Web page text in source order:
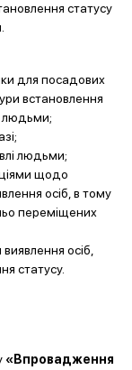
статусу
для посадових
встановлення
людьми;
людьми;
щодо
осіб, в тому
переміщених
осіб,
статусу.
«Впровадження